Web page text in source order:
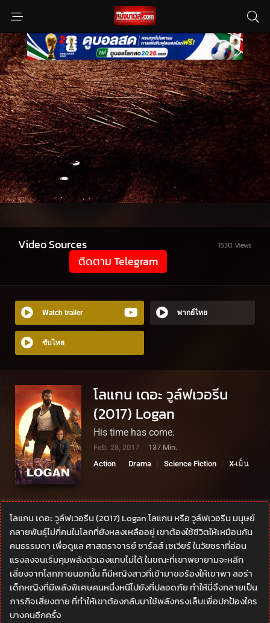
Video Sources 1530 Views
ติดตาม Telegram
Watch trailer พากย์ไทย
ซับไทย
โลแกน เดอะ วูล์ฟเวอรีน
(2017) Logan
His time has come.
Feb. 28, 2017
137 Min.
Action
Drama Science Fiction X-เม็น
โลแกน เดอะ วูล์ฟเวอรีน (2017) Logan โลแกน หรือ วูล์ฟเวอรีน มนุษย์
กลายพันธุ์ไม่กี่คนในโลกที่ยังหลงเหลืออยู่ เขาต้องใช้ชีวิตให้เหมือนกัน
คนธรรมดา เพื่อดูแล ศาสตราจารย์ ชาร์ลส์ เซเวียร์ ในวัยชราที่อ่อน
แรงลงจนเริ่มคุมพลังตัวเองแทบไม่ได้ ในขณะที่เขาพยายามจะหลีก
เลี่ยงจากโลกภายนอกนั้น ก็มีหญิงสาวที่เข้ามาขอร้องให้เขาพา ลอร่า
เด็กหญิงที่มีพลังพิเศษคนหนึ่งหนีไปยังที่ปลอดภัย ทำให้นี่จึงกลายเป็น
ภารกิจเสี่ยงตาย ที่ทำให้เขาต้องกลับมาใช้พลังกรงเล็บเพื่อปกป้องใคร
บางคนอีกครั้ง